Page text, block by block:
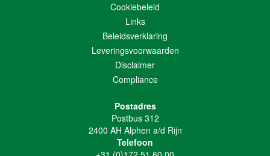
Cookiebeleid
Links
Beleidsverklaring
Leveringsvoorwaarden
Disclaimer
Compliance
Postadres
Postbus 312
2400 AH Alphen a/d Rijn
Telefoon